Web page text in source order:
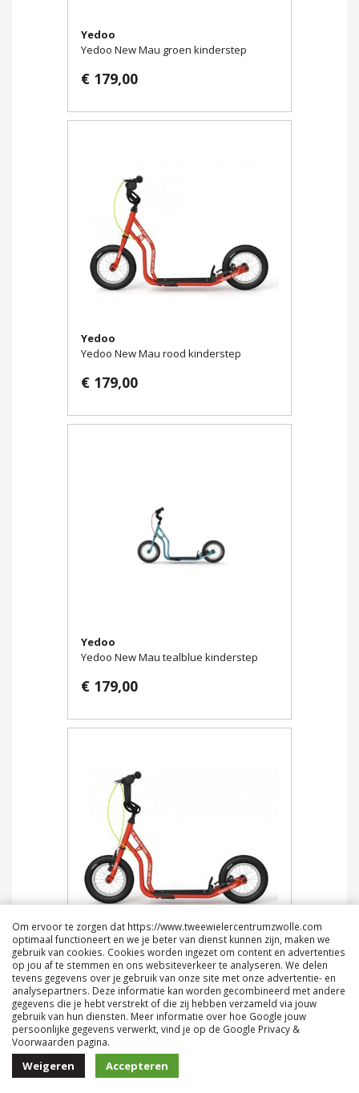
Yedoo
Yedoo New Mau groen kinderstep
€ 179,00
Yedoo
Yedoo New Mau rood kinderstep
€ 179,00
Yedoo
Yedoo New Mau tealblue kinderstep
€ 179,00
Yedoo
Yedoo New Tidit rood kinderstep
€ 189,00
Om ervoor te zorgen dat https://www.tweewielercentrumzwolle.com
optimaal functioneert en we je beter van dienst kunnen zijn, maken we
gebruik van cookies. Cookies worden ingezet om content en advertenties
op jou af te stemmen en ons websiteverkeer te analyseren. We delen
tevens gegevens over je gebruik van onze site met onze advertentie- en
analysepartners. Deze informatie kan worden gecombineerd met andere
gegevens die je hebt verstrekt of die zij hebben verzameld via jouw
gebruik van hun diensten. Meer informatie over hoe Google jouw
persoonlijke gegevens verwerkt, vind je op de Google Privacy &
Voorwaarden pagina.
Weigeren Accepteren